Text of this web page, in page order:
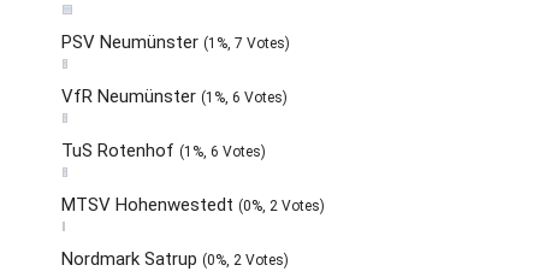
PSV Neumünster (1%, 7 Votes)
VfR Neumünster (1%, 6 Votes)
TuS Rotenhof (1%, 6 Votes)
MTSV Hohenwestedt (0%, 2 Votes)
Nordmark Satrup (0%, 2 Votes)